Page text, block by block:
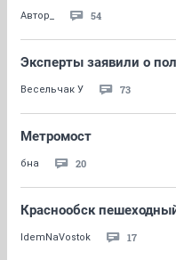
Автор_ 54
Эксперты заявили о
Весельчак У 73
Метромост
бна 20
Краснообск
IdemNaVostok 17